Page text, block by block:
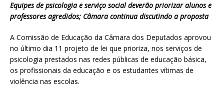
Equipes de psicologia e serviço social deverão priorizar alunos e
professores agredidos; Câmara continua discutindo a proposta
A Comissão de Educação da Câmara dos Deputados aprovou
no último dia 11 projeto de lei que prioriza, nos serviços de
psicologia prestados nas redes públicas de educação básica,
os profissionais da educação e os estudantes vítimas de
violência nas escolas.